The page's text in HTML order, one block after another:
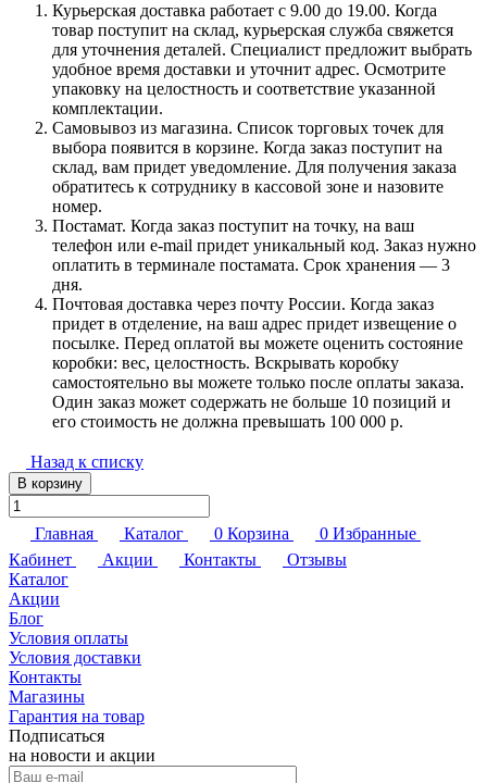
Курьерская доставка работает с 9.00 до 19.00. Когда
товар поступит на склад, курьерская служба свяжется
для уточнения деталей. Специалист предложит выбрать
удобное время доставки и уточнит адрес. Осмотрите
упаковку на целостность и соответствие указанной
комплектации.
Самовывоз из магазина. Список торговых точек для
выбора появится в корзине. Когда заказ поступит на
склад, вам придет уведомление. Для получения заказа
обратитесь к сотруднику в кассовой зоне и назовите
номер.
Постамат. Когда заказ поступит на точку, на ваш
телефон или e-mail придет уникальный код. Заказ нужно
оплатить в терминале постамата. Срок хранения — 3
дня.
Почтовая доставка через почту России. Когда заказ
придет в отделение, на ваш адрес придет извещение о
посылке. Перед оплатой вы можете оценить состояние
коробки: вес, целостность. Вскрывать коробку
самостоятельно вы можете только после оплаты заказа.
Один заказ может содержать не больше 10 позиций и
его стоимость не должна превышать 100 000 р.
Назад к списку
В корзину
Главная Каталог 0 Корзина 0 Избранные
Кабинет
Акции Контакты
Отзывы
Каталог
Акции
Блог
Условия оплаты
Условия доставки
Контакты
Магазины
Гарантия на товар
Подписаться
на новости и акции